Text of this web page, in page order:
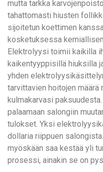
mutta tarkka
tahattomasti hiusten
sijoitetun koettimen
kosketuksessa
Elektrolyysi toimii kaikilla
kaikentyyppisillä hiuksilla
yhden
tarvittavien hoitojen määrä
kulmakarvasi
palaamaan salongiin
tulokset. Yksi
dollaria riippuen
myöskään saa kestää yli
prosessi, ainakin se on